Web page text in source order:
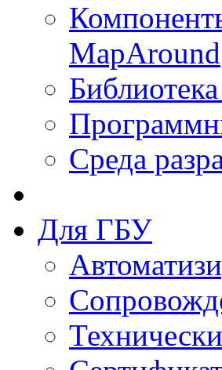
MapAround
Среда
Для ГБУ